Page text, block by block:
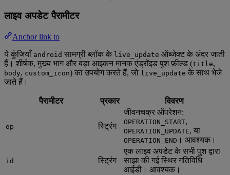
लाइव अपडेट पैरामीटर
Anchor link to
ये कुंजियाँ android सामग्री ब्लॉक के live_update ऑब्जेक्ट के अंदर जाती
हैं। शीर्षक, मुख्य भाग और बड़ा आइकन मानक एंड्रॉइड पुश फ़ील्ड (title,
body, custom_icon) का उपयोग करते हैं, जो live_update के साथ भेजे
जाते हैं।
पैरामीटर प्रकार विवरण
op स्ट्रिंग
जीवनचक्र ऑपरेशन:
OPERATION_START,
OPERATION_UPDATE, या
OPERATION_END । आवश्यक।
id स्ट्रिंग
एक लाइव अपडेट के सभी पुश द्वारा
साझा की गई स्थिर गतिविधि
आईडी। आवश्यक।